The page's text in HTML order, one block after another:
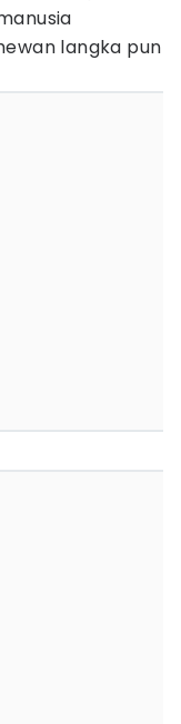
langka pun